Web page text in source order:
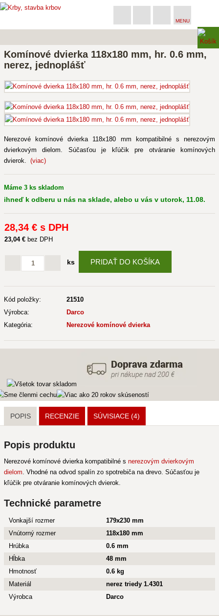
MENU
Komínové dvierka 118x180 mm, hr. 0.6 mm,
nerez, jednoplášť
Nerezové komínové dvierka 118x180 mm kompatibilné s nerezovým
dvierkovým dielom. Súčasťou je kľúčik pre otváranie komínových
dvierok. (viac)
Máme 3 ks skladom
ihneď k odberu u nás na sklade, alebo u vás v utorok, 11.08.
28,34 € s DPH
23,04 € bez DPH
ks PRIDAŤ DO KOŠÍKA
Kód položky:
21510
Výrobca:
Darco
Kategória:
Nerezové komínové dvierka
POPIS RECENZIE SÚVISIACE (4)
Popis produktu
Nerezové komínové dvierka kompatibilné s nerezovým dvierkovým
dielom. Vhodné na odvod spalín zo spotrebiča na drevo. Súčasťou je
kľúčik pre otváranie komínových dvierok.
Technické parametre
Vonkajší rozmer
179x230 mm
Vnútorný rozmer
118x180 mm
Hrúbka
0.6 mm
Hĺbka
48 mm
Hmotnosť
0.6 kg
Materiál
nerez triedy 1.4301
Výrobca
Darco